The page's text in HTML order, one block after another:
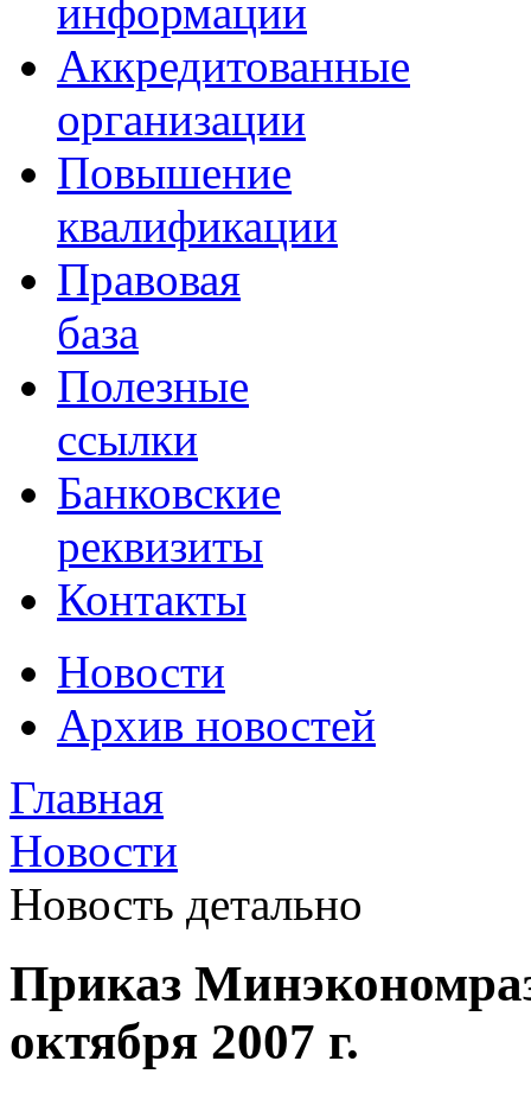
информации
Аккредитованные
организации
Повышение
квалификации
Правовая
база
Полезные
ссылки
Банковские
реквизиты
Контакты
Новости
Архив новостей
Главная
Новости
Новость детально
Приказ
октября 2007 г.